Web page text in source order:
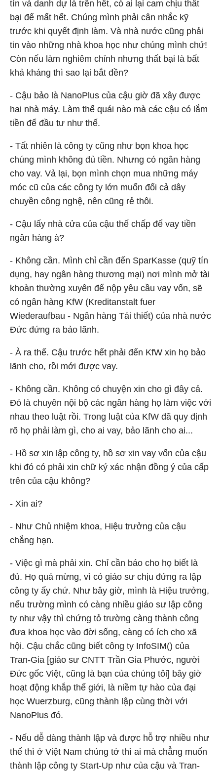
tín và danh dự là trên hết, có ai lại cam chịu thất
bại để mất hết. Chúng mình phải cân nhắc kỹ
trước khi quyết định làm. Và nhà nước cũng phải
tin vào những nhà khoa học như chúng mình chứ!
Còn nếu làm nghiêm chỉnh nhưng thất bại là bất
khả kháng thì sao lại bắt đền?
- Cậu bảo là NanoPlus của cậu giờ đã xây được
hai nhà máy. Làm thế quái nào mà các cậu có lắm
tiền để đầu tư như thế.
- Tất nhiên là công ty cũng như bọn khoa học
chúng mình không đủ tiền. Nhưng có ngân hàng
cho vay. Vả lại, bọn mình chọn mua những máy
móc cũ của các công ty lớn muốn đổi cả dây
chuyền công nghệ, nên cũng rẻ thôi.
- Cậu lấy nhà cửa của cậu thế chấp để vay tiền
ngân hàng à?
- Không cần. Mình chỉ cần đến SparKasse (quỹ tín
dụng, hay ngân hàng thương mại) nơi mình mở tài
khoàn thường xuyên để nộp yêu cầu vay vốn, sẽ
có ngân hàng KfW (Kreditanstalt fuer
Wiederaufbau - Ngân hàng Tái thiết) của nhà nước
Đức đứng ra bảo lãnh.
- À ra thế. Cậu trước hết phải đến KfW xin họ bảo
lãnh cho, rồi mới được vay.
- Không cần. Không có chuyện xin cho gì đây cả.
Đó là chuyên nội bộ các ngân hàng họ làm việc với
nhau theo luật rồi. Trong luật của KfW đã quy định
rõ họ phải làm gì, cho ai vay, bảo lãnh cho ai...
- Hồ sơ xin lập công ty, hồ sơ xin vay vốn của cậu
khi đó có phải xin chữ ký xác nhận đồng ý của cấp
trên của cậu không?
- Xin ai?
- Như Chủ nhiệm khoa, Hiệu trưởng của cậu
chẳng hạn.
- Việc gì mà phải xin. Chỉ cần báo cho họ biết là
đủ. Họ quá mừng, vì có giáo sư chịu đứng ra lập
công ty ấy chứ. Như bây giờ, mình là Hiệu trưởng,
nếu trường mình có càng nhiều giáo sư lập công
ty như vậy thì chứng tỏ trường càng thành công
đưa khoa học vào đời sống, càng có ích cho xã
hội. Cậu chắc cũng biết công ty InfoSIM() của
Tran-Gia [giáo sư CNTT Trần Gia Phước, người
Đức gốc Việt, cũng là bạn của chúng tôi] bây giờ
hoạt động khắp thế giới, là niềm tự hào của đại
học Wuerzburg, cũng thành lập cùng thời với
NanoPlus đó.
- Nếu dễ dàng thành lập và được hỗ trợ nhiều như
thế thì ở Việt Nam chúng tớ thì ai mà chẳng muốn
thành lập công ty Start-Up như của cậu và Tran-